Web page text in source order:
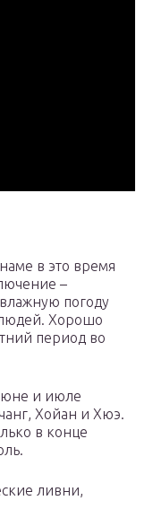
в это время
–
погоду
Хорошо
период во
и июле
Хойан и Хюэ.
в конце
ливни,